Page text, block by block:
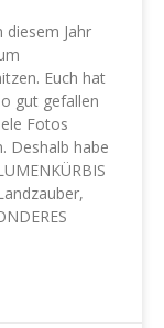
diesem Jahr
Euch hat
gut gefallen
Fotos
Deshalb habe